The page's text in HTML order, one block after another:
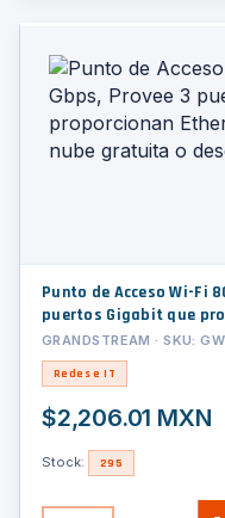
Punto de Acceso Wi-Fi
puertos Gigabit que
desde la nube gratuita
GRANDSTREAM · SKU:
Redes e IT
$2,206.01 MXN
Stock: 295